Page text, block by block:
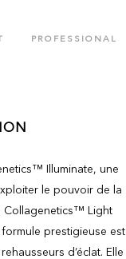
PROFESSIONAL
Illuminate, une
le pouvoir de la
Collagenetics™ Light
prestigieuse est
d’éclat. Elle